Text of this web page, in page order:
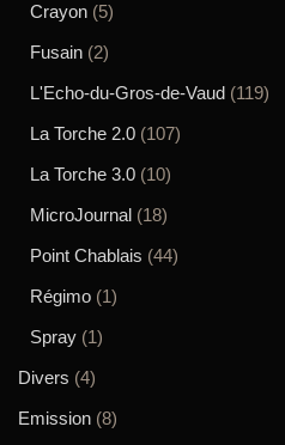
Crayon (5)
Fusain (2)
L'Echo-du-Gros-de-Vaud (119)
La Torche 2.0 (107)
La Torche 3.0 (10)
MicroJournal (18)
Point Chablais (44)
Régimo (1)
Spray (1)
Divers (4)
Emission (8)